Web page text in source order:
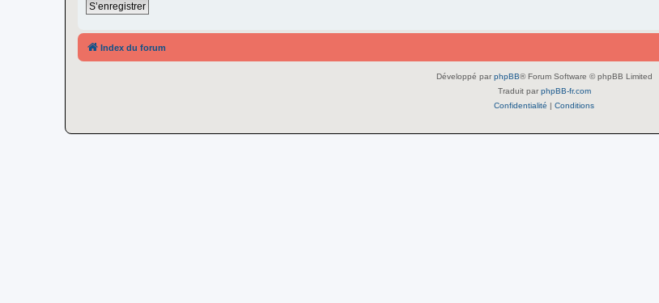
S’enregistrer
Index du forum
Développé par phpBB® Forum Software © phpBB Limited
Traduit par phpBB-fr.com
Confidentialité | Conditions